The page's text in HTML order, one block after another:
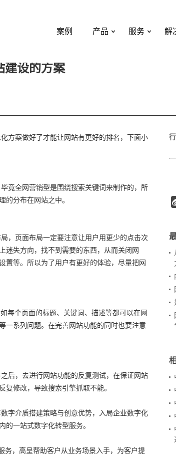
案例 产品 服务 解
建设的方案
化方案做好了才能让网站有更好的排名，下面小
竟全网营销型是围绕搜索关键词来制作的，所
的分布在网站之中。
，页面布局一定要注意让用户用更少的点击次
迷失方向，找不到需要的东西，从而关闭网
置等。所以为了用户有更好的体验，尽量把网
每个页面的标题、关键词、描述等都可以在网
一系列问题。在完善网站功能的同时也要注意
后，去进行网站功能的反复测试，在保证网站
修改，导致搜索引擎抓取不能。
字介质搭建策略与创意优势，入局企业数字化
的一站式数字化转型服务。
务，高呈帮助客户从业务场景入手，为客户提